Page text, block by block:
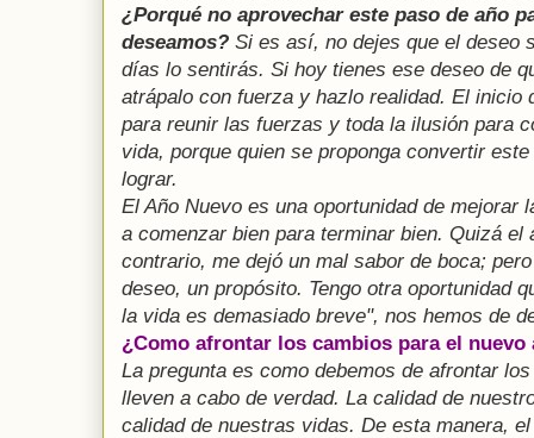
¿Porqué no aprovechar este paso de año
deseamos? Si es así, no dejes que el deseo
días lo sentirás. Si hoy tienes ese deseo de
atrápalo con fuerza y hazlo realidad. El inicio
para reunir las fuerzas y toda la ilusión para
vida, porque quien se proponga convertir
lograr.
El Año Nuevo es una oportunidad de mejorar
a comenzar bien para terminar bien. Quizá el
contrario, me dejó un mal sabor de boca;
deseo, un propósito. Tengo otra oportunidad
la vida es demasiado breve", nos hemos de
¿Como afrontar los cambios para el nuevo
La pregunta es como debemos de afrontar
lleven a cabo de verdad. La calidad de
calidad de nuestras vidas. De esta manera,